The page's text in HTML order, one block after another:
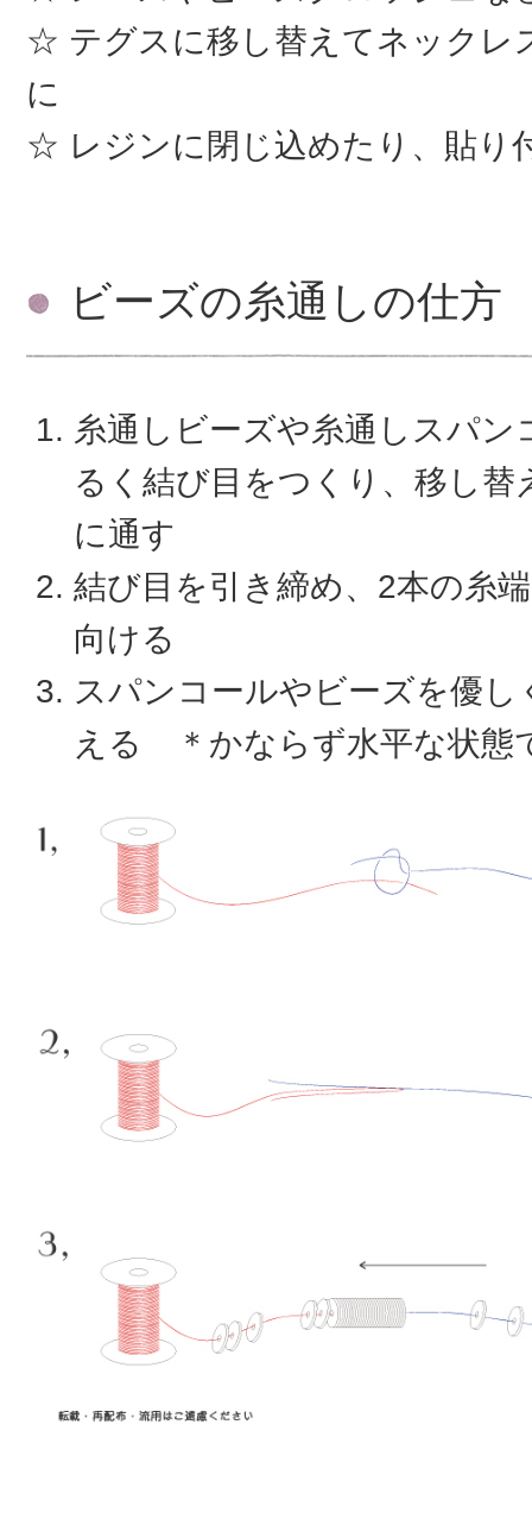
テグスに移し替えてネックレ
に
レジンに閉じ込めたり、貼り
ビーズの糸通しの仕方
糸通しビーズや糸通しスパン
るく結び目をつくり、移し替
に通す
結び目を引き締め、2本の糸
向ける
スパンコールやビーズを優し
える ＊かならず水平な状態